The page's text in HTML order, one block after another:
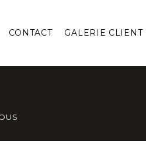
CONTACT GALERIE CLIENT